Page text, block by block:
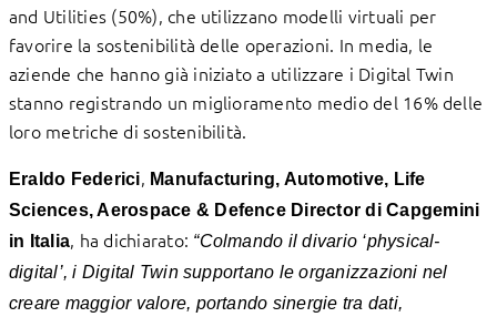
and Utilities (50%), che utilizzano modelli virtuali per
favorire la sostenibilità delle operazioni. In media, le
aziende che hanno già iniziato a utilizzare i Digital Twin
stanno registrando un miglioramento medio del 16% delle
loro metriche di sostenibilità.
Eraldo Federici, Manufacturing, Automotive, Life
Sciences, Aerospace & Defence Director di Capgemini
in Italia, ha dichiarato: “Colmando il divario ‘physical-
digital’, i Digital Twin supportano le organizzazioni nel
creare maggior valore, portando sinergie tra dati,